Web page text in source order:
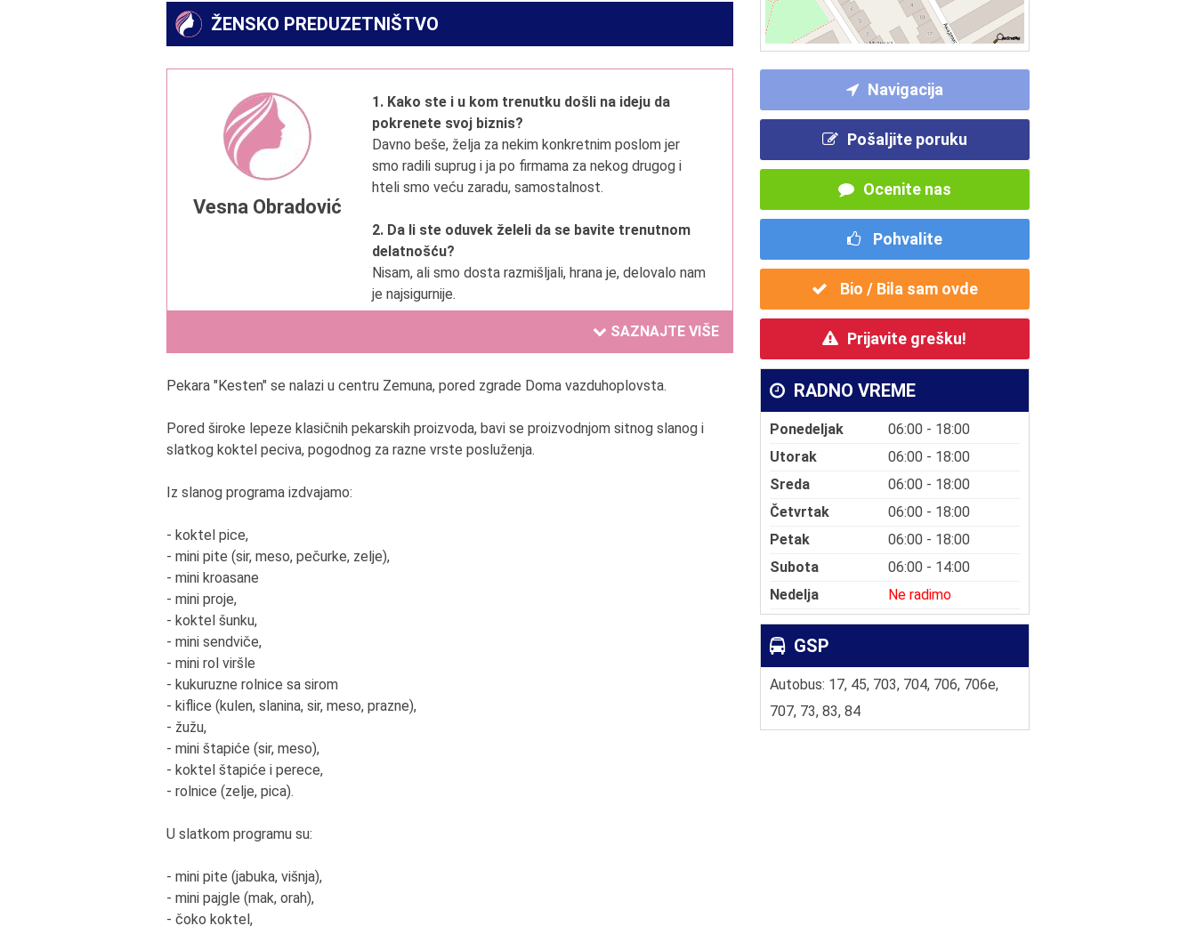
Navigacija
Pošaljite poruku
Ocenite nas
Pohvalite
Bio / Bila sam ovde
Prijavite grešku!
RADNO VREME
Ponedeljak
06:00 - 18:00
Utorak
06:00 - 18:00
Sreda
06:00 - 18:00
Četvrtak
06:00 - 18:00
Petak
06:00 - 18:00
Subota
06:00 - 14:00
Nedelja
Ne radimo
GSP
Autobus: 17, 45, 703, 704, 706, 706e,
707, 73, 83, 84
ŽENSKO PREDUZETNIŠTVO
Vesna Obradović
1. Kako ste i u kom trenutku došli na ideju da
pokrenete svoj biznis?
Davno beše, želja za nekim konkretnim poslom jer
smo radili suprug i ja po firmama za nekog drugog i
hteli smo veću zaradu, samostalnost.
2. Da li ste oduvek želeli da se bavite trenutnom
delatnošću?
Nisam, ali smo dosta razmišljali, hrana je, delovalo nam
je najsigurnije.
3. Čime se ponosite u Vašem poslovanju?
Dobrim kvalitetom, zadovoljnim kupcima.
osobine, ponašanja ,verovanja ili sposobnosti)
Upornost. Ne gledanje na sat.
SAZNAJTE VIŠE
Pekara "Kesten" se nalazi u centru Zemuna, pored zgrade Doma vazduhoplovsta.
Pored široke lepeze klasičnih pekarskih proizvoda, bavi se proizvodnjom sitnog slanog i
slatkog koktel peciva, pogodnog za razne vrste posluženja.
Iz slanog programa izdvajamo:
- koktel pice,
- mini pite (sir, meso, pečurke, zelje),
- mini kroasane
- mini proje,
- koktel šunku,
- mini sendviče,
- mini rol viršle
- kukuruzne rolnice sa sirom
- kiflice (kulen, slanina, sir, meso, prazne),
- žužu,
- mini štapiće (sir, meso),
- koktel štapiće i perece,
- rolnice (zelje, pica).
U slatkom programu su:
- mini pite (jabuka, višnja),
- mini pajgle (mak, orah),
- čoko koktel,